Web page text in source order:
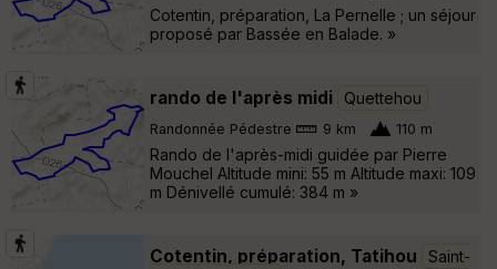
Cotentin, préparation, La Pernelle ; un séjour
proposé par Bassée en Balade. »
rando de l'après midi Quettehou
Randonnée Pédestre 9 km 110 m
Rando de l'après-midi guidée par Pierre
Mouchel Altitude mini: 55 m Altitude maxi: 109
m Dénivellé cumulé: 384 m »
Cotentin, préparation, Tatihou
Saint-